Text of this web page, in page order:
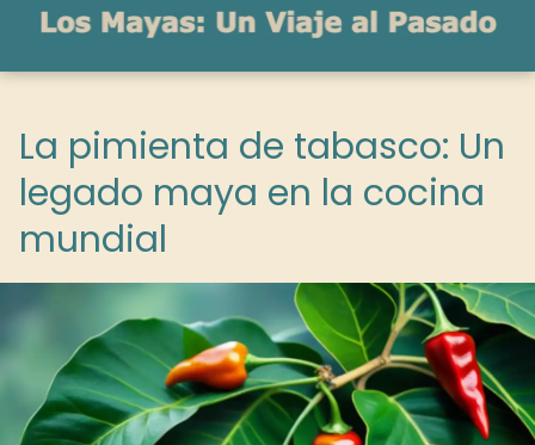
La pimienta de tabasco: Un
legado maya en la cocina
mundial